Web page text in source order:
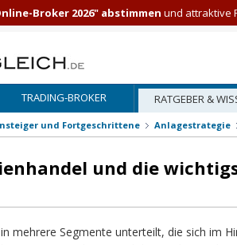
TRADING-BROKER RATGEBER &
und Fortgeschrittene Anlagestrategie
und die
mehrere Segmente unterteilt, die sich im
Broker 2026" abstimmen und attraktive